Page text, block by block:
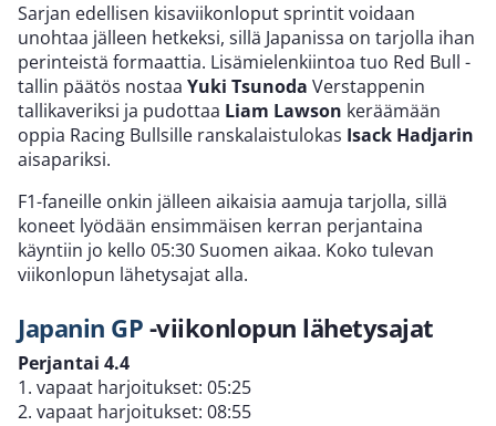
Sarjan edellisen kisaviikonloput sprintit voidaan
unohtaa jälleen hetkeksi, sillä Japanissa on tarjolla ihan
perinteistä formaattia. Lisämielenkiintoa tuo Red Bull -
tallin päätös nostaa Yuki Tsunoda Verstappenin
tallikaveriksi ja pudottaa Liam Lawson keräämään
oppia Racing Bullsille ranskalaistulokas Isack Hadjarin
aisapariksi.
F1-faneille onkin jälleen aikaisia aamuja tarjolla, sillä
koneet lyödään ensimmäisen kerran perjantaina
käyntiin jo kello 05:30 Suomen aikaa. Koko tulevan
viikonlopun lähetysajat alla.
Japanin GP -viikonlopun lähetysajat
Perjantai 4.4
1. vapaat harjoitukset: 05:25
2. vapaat harjoitukset: 08:55